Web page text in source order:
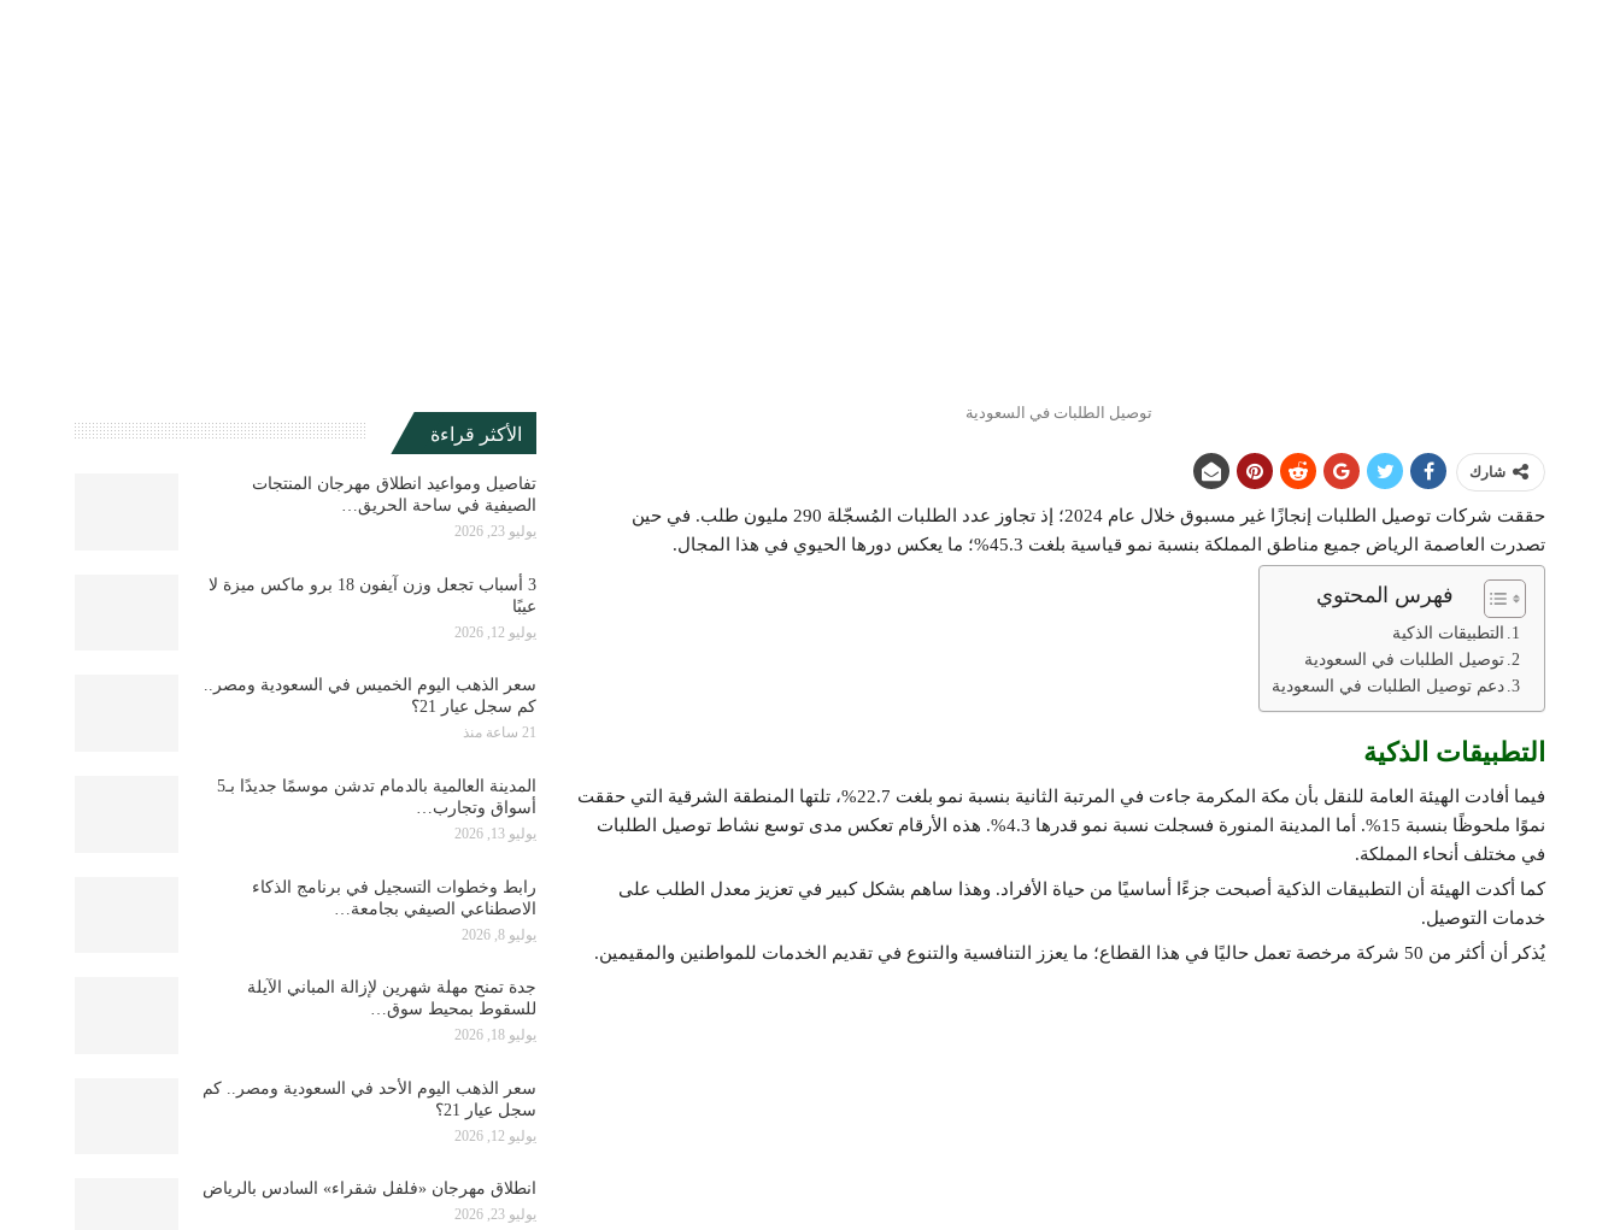
توصيل الطلبات في السعودية
شارك
حققت شركات توصيل الطلبات إنجازًا غير مسبوق خلال عام 2024؛ إذ تجاوز عدد الطلبات المُسجّلة 290 مليون طلب. في حين
تصدرت العاصمة الرياض جميع مناطق المملكة بنسبة نمو قياسية بلغت 45.3%؛ ما يعكس دورها الحيوي في هذا المجال.
فهرس المحتوي
التطبيقات الذكية
توصيل الطلبات في السعودية
دعم توصيل الطلبات في السعودية
التطبيقات الذكية
فيما أفادت الهيئة العامة للنقل بأن مكة المكرمة جاءت في المرتبة الثانية بنسبة نمو بلغت 22.7%، تلتها المنطقة الشرقية التي حققت
نموًا ملحوظًا بنسبة 15%. أما المدينة المنورة فسجلت نسبة نمو قدرها 4.3%. هذه الأرقام تعكس مدى توسع نشاط توصيل الطلبات
في مختلف أنحاء المملكة.
كما أكدت الهيئة أن التطبيقات الذكية أصبحت جزءًا أساسيًا من حياة الأفراد. وهذا ساهم بشكل كبير في تعزيز معدل الطلب على
خدمات التوصيل.
يُذكر أن أكثر من 50 شركة مرخصة تعمل حاليًا في هذا القطاع؛ ما يعزز التنافسية والتنوع في تقديم الخدمات للمواطنين والمقيمين.
الأكثر قراءة
تفاصيل ومواعيد انطلاق مهرجان المنتجات
الصيفية في ساحة الحريق…
يوليو 23, 2026
3 أسباب تجعل وزن آيفون 18 برو ماكس ميزة لا
عيبًا
يوليو 12, 2026
سعر الذهب اليوم الخميس في السعودية ومصر..
كم سجل عيار 21؟
21 ساعة منذ
المدينة العالمية بالدمام تدشن موسمًا جديدًا بـ5
أسواق وتجارب…
يوليو 13, 2026
رابط وخطوات التسجيل في برنامج الذكاء
الاصطناعي الصيفي بجامعة…
يوليو 8, 2026
جدة تمنح مهلة شهرين لإزالة المباني الآيلة
للسقوط بمحيط سوق…
يوليو 18, 2026
سعر الذهب اليوم الأحد في السعودية ومصر.. كم
سجل عيار 21؟
يوليو 12, 2026
انطلاق مهرجان «فلفل شقراء» السادس بالرياض
يوليو 23, 2026